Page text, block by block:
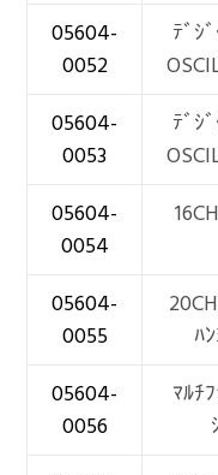
05604-
0052
ﾃﾞｼ
05604-
0053
ﾃﾞｼ
05604-
0054
05604-
0055
ﾊ
05604-
0056
ﾏﾙﾁ